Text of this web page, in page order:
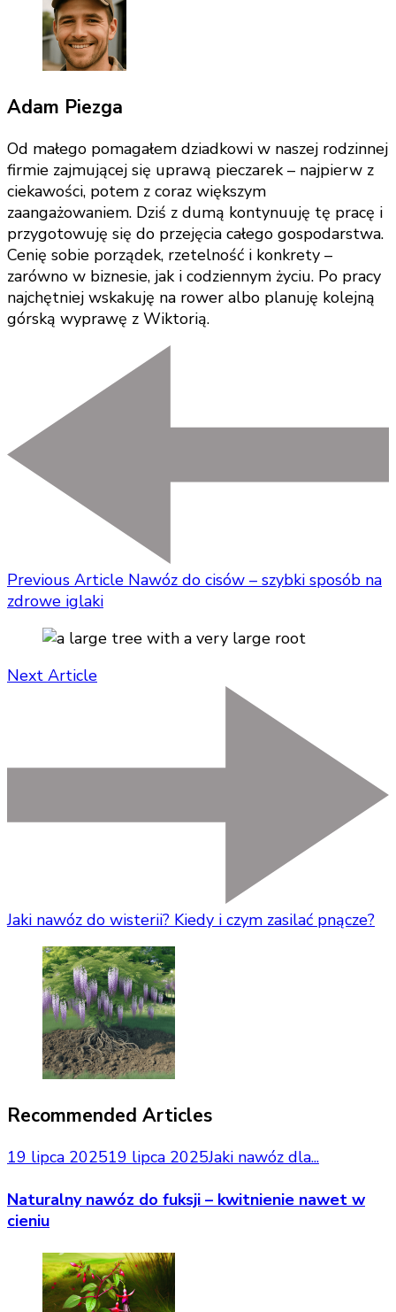
Adam Piezga
Od małego pomagałem dziadkowi w naszej rodzinnej
firmie zajmującej się uprawą pieczarek – najpierw z
ciekawości, potem z coraz większym
zaangażowaniem. Dziś z dumą kontynuuję tę pracę i
przygotowuję się do przejęcia całego gospodarstwa.
Cenię sobie porządek, rzetelność i konkrety –
zarówno w biznesie, jak i codziennym życiu. Po pracy
najchętniej wskakuję na rower albo planuję kolejną
górską wyprawę z Wiktorią.
Previous Article Nawóz do cisów – szybki sposób na
zdrowe iglaki
Next Article
Jaki nawóz do wisterii? Kiedy i czym zasilać pnącze?
Recommended Articles
19 lipca 202519 lipca 2025Jaki nawóz dla...
Naturalny nawóz do fuksji – kwitnienie nawet w
cieniu